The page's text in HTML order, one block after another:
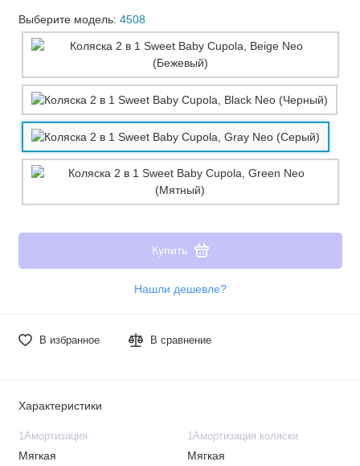
Выберите модель: 4508
Купить
Нашли дешевле?
В избранное В сравнение
Характеристики
1Амортизация
Мягкая
1Амортизация коляски
Мягкая